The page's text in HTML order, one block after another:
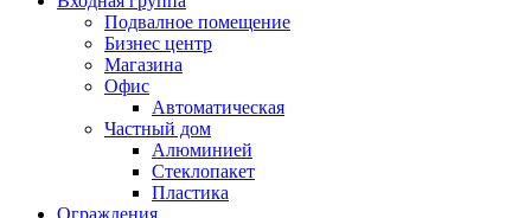
Подвалное помещение
Бизнес центр
Магазина
Офис
Автоматическая
Частный дом
Алюминией
Стеклопакет
Пластика
Ограждения